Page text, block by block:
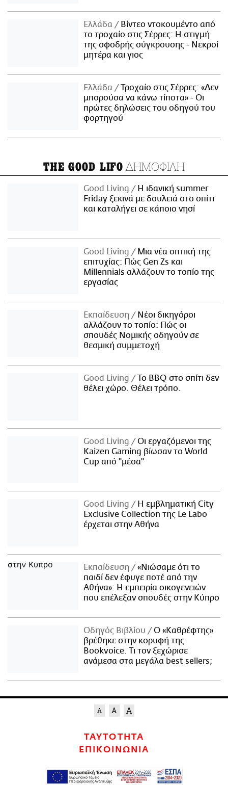
Ελλάδα
Βίντεο ντοκουμέντο από
το τροχαίο στις Σέρρες: Η στιγμή
της σφοδρής σύγκρουσης - Νεκροί
μητέρα και γιος
Ελλάδα
Τροχαίο στις Σέρρες: «Δεν
μπορούσα να κάνω τίποτα» - Οι
πρώτες δηλώσεις του οδηγού του
φορτηγού
THE GOOD LIFO ΔΗΜΟΦΙΛΗ
Good Living
Η ιδανική summer
Friday ξεκινά με δουλειά στο σπίτι
και καταλήγει σε κάποιο νησί
Good Living
Μια νέα οπτική της
επιτυχίας: Πώς Gen Zs και
Millennials αλλάζουν το τοπίο της
εργασίας
Εκπαίδευση
Νέοι δικηγόροι
αλλάζουν το τοπίο: Πώς οι
σπουδές Νομικής οδηγούν σε
θεσμική συμμετοχή
Good Living
Το BBQ στο σπίτι δεν
θέλει χώρο. Θέλει τρόπο.
Good Living
Οι εργαζόμενοι της
Kaizen Gaming βίωσαν το World
Cup από "μέσα"
Good Living
Η εμβληματική City
Exclusive Collection της Le Labo
έρχεται στην Αθήνα
Εκπαίδευση
«Νιώσαμε ότι το
παιδί δεν έφυγε ποτέ από την
Αθήνα»: Η εμπειρία οικογενειών
που επέλεξαν σπουδές στην Κύπρο
Οδηγός Βιβλίου
Ο «Καθρέφτης»
βρέθηκε στην κορυφή της
Bookvoice. Τι τον ξεχώρισε
ανάμεσα στα μεγάλα best sellers;
ΤΑΥΤΟΤΗΤΑ
ΕΠΙΚΟΙΝΩΝΙΑ